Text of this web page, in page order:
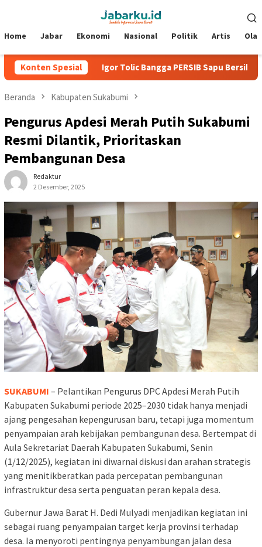
Mobile
Home Jabar Ekonomi Nasional Politik Artis
Konten Spesial
2026 Igor Tolic Bangga PERSIB Sapu Bersih Grup A
Beranda Kabupaten Sukabumi
Pengurus Apdesi Merah Putih Sukabumi
Resmi Dilantik, Prioritaskan
Pembangunan Desa
Redaktur
2 Desember, 2025
SUKABUMI – Pelantikan Pengurus DPC Apdesi Merah Putih
Kabupaten Sukabumi periode 2025–2030 tidak hanya menjadi
ajang pengesahan kepengurusan baru, tetapi juga momentum
penyampaian arah kebijakan pembangunan desa. Bertempat di
Aula Sekretariat Daerah Kabupaten Sukabumi, Senin
(1/12/2025), kegiatan ini diwarnai diskusi dan arahan strategis
yang menitikberatkan pada percepatan pembangunan
infrastruktur desa serta penguatan peran kepala desa.
Gubernur Jawa Barat H. Dedi Mulyadi menjadikan kegiatan ini
sebagai ruang penyampaian target kerja provinsi terhadap
desa. Ia menyoroti pentingnya penyambungan jalan desa